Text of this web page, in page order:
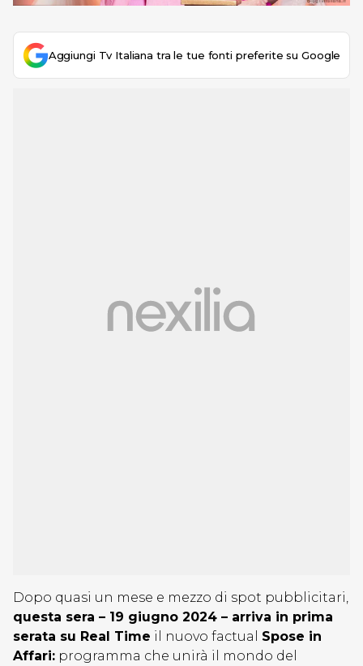
Aggiungi Tv Italiana tra le tue fonti preferite su Google
Dopo quasi un mese e mezzo di spot pubblicitari,
questa sera – 19 giugno 2024 – arriva in prima
serata su Real Time il nuovo factual Spose in
Affari: programma che unirà il mondo del